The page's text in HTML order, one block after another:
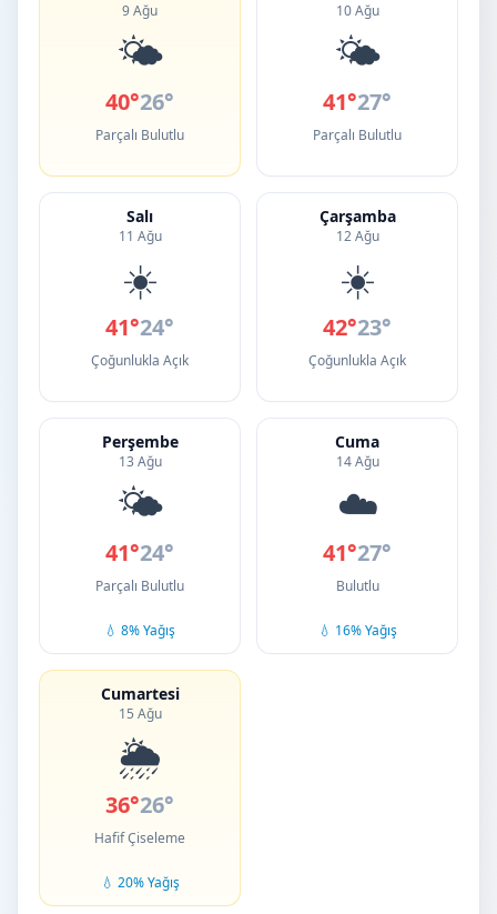
9 Ağu
🌤️
40°26°
Parçalı Bulutlu
10 Ağu
🌤️
41°27°
Parçalı Bulutlu
Salı
11 Ağu
☀️
41°24°
Çoğunlukla Açık
Çarşamba
12 Ağu
☀️
42°23°
Çoğunlukla Açık
Perşembe
13 Ağu
🌤️
41°24°
Parçalı Bulutlu
💧 8% Yağış
Cuma
14 Ağu
☁️
41°27°
Bulutlu
💧 16% Yağış
Cumartesi
15 Ağu
🌦️
36°26°
Hafif Çiseleme
💧 20% Yağış